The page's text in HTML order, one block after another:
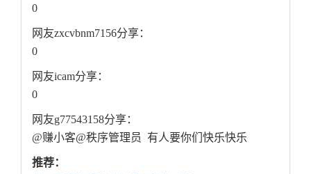
0
网友zxcvbnm7156分享：
0
网友icam分享：
0
网友g77543158分享：
@赚小客@秩序管理员 有人要你们快乐快乐
推荐：